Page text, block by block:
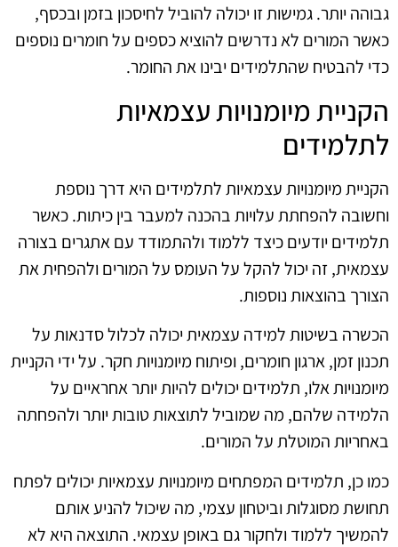
גבוהה יותר. גמישות זו יכולה להוביל לחיסכון בזמן ובכסף,
כאשר המורים לא נדרשים להוציא כספים על חומרים נוספים
כדי להבטיח שהתלמידים יבינו את החומר.
הקניית מיומנויות עצמאיות
לתלמידים
הקניית מיומנויות עצמאיות לתלמידים היא דרך נוספת
וחשובה להפחתת עלויות בהכנה למעבר בין כיתות. כאשר
תלמידים יודעים כיצד ללמוד ולהתמודד עם אתגרים בצורה
עצמאית, זה יכול להקל על העומס על המורים ולהפחית את
הצורך בהוצאות נוספות.
הכשרה בשיטות למידה עצמאית יכולה לכלול סדנאות על
תכנון זמן, ארגון חומרים, ופיתוח מיומנויות חקר. על ידי הקניית
מיומנויות אלו, תלמידים יכולים להיות יותר אחראיים על
הלמידה שלהם, מה שמוביל לתוצאות טובות יותר ולהפחתה
באחריות המוטלת על המורים.
כמו כן, תלמידים המפתחים מיומנויות עצמאיות יכולים לפתח
תחושת מסוגלות וביטחון עצמי, מה שיכול להניע אותם
להמשיך ללמוד ולחקור גם באופן עצמאי. התוצאה היא לא